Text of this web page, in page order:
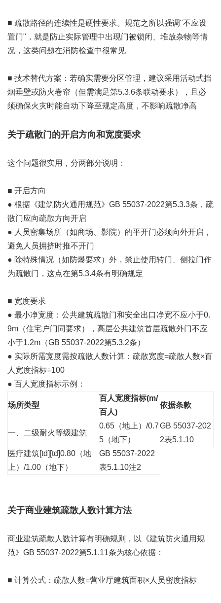
■ 疏散路径的连续性是硬性要求。规范之所以强调"不应设
置门"，就是防止实际管理中出现门被锁闭、堆放杂物等情
况，这类问题在消防检查中很常见
■ 技术替代方案：若确实需要分区管理，建议采用活动式挡
烟垂壁或防火卷帘（但需满足第5.3.6条联动要求），且必
须确保火灾时能自动下降至规定高度，不影响疏散净高
关于疏散门的开启方向和宽度要求
这个问题很实用，分两部分说明：
■ 开启方向
● 根据《建筑防火通用规范》GB 55037-2022第5.3.3条，疏
散门应向疏散方向开启
● 人员密集场所（如商场、影院）的平开门必须向外开启，
避免人员拥挤时推不开门
● 除特殊情况（如防爆要求）外，禁止使用转门、侧拉门作
为疏散门，这点在第5.3.4条有明确规定
■ 宽度要求
● 最小净宽度：公共建筑疏散门和安全出口净宽不应小于0.
9m（住宅户门同要求），高层公共建筑首层疏散外门不应
小于1.2m（GB 55037-2022第5.3.2条）
● 实际所需宽度需按疏散人数计算：疏散宽度=疏散人数×百
人宽度指标÷100
● 百人宽度指标示例：
场所类型
百人宽度指标(m/
百人)
依据条款
一、二级耐火等级建筑
0.65（地上）/0.7
5（地下）
GB 55037-202
2表5.1.10
医疗建筑[td][td]0.80（地
上）/1.00（地下）
GB 55037-2022
表5.1.10注2
关于商业建筑疏散人数计算方法
商业建筑疏散人数计算有明确规则，以《建筑防火通用规
范》GB 55037-2022第5.1.11条为核心依据：
■ 计算公式：疏散人数=营业厅建筑面积×人员密度指标